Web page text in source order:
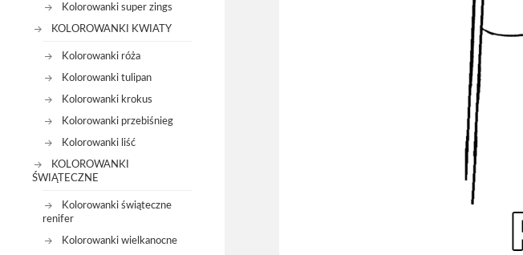
Kolorowanki super zings
KOLOROWANKI KWIATY
Kolorowanki róża
Kolorowanki tulipan
Kolorowanki krokus
Kolorowanki przebiśnieg
Kolorowanki liść
KOLOROWANKI
ŚWIĄTECZNE
Kolorowanki świąteczne
renifer
Kolorowanki wielkanocne